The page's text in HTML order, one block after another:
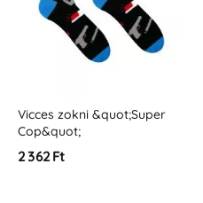
Vicces zokni &quot;Super
Cop&quot;
2 362 Ft